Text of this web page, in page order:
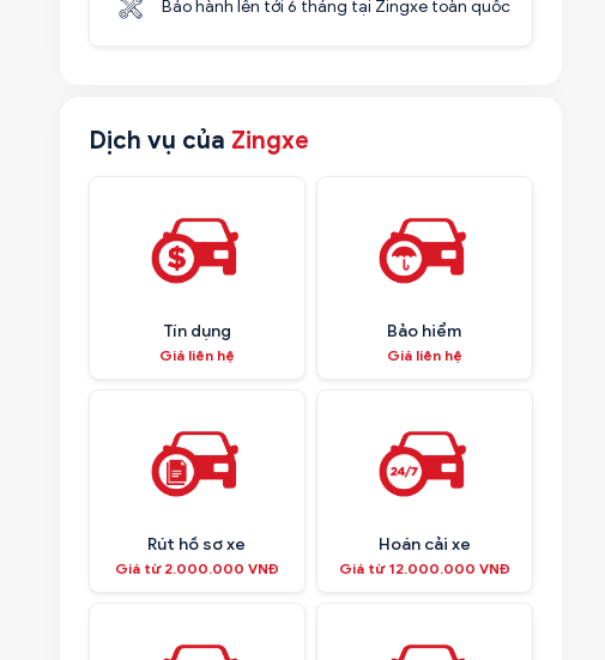
Bảo hành lên tới 6 tháng tại Zingxe toàn quốc
Dịch vụ của Zingxe
Tín dụng
Giá liên hệ
Bảo hiểm
Giá liên hệ
Rút hồ sơ xe
Giá từ 2.000.000 VNĐ
Hoán cải xe
Giá từ 12.000.000 VNĐ